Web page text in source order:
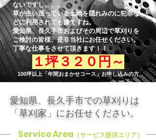
Service Area （サービス提供エリア）
ないですし。。。
草が生い茂っている土地を隠れみのに犯罪な
どに利用されても嫌ですね。
愛知県、長久手市およびその周辺で草刈りを
ご検討の皆様、是非当社にお任せください。
​丁寧な仕事をさせて頂きます！！
１坪３２０円～
100坪以上「年間おまかせコース」お申し込みの方
愛知県、長久手市での草刈りは
「草刈家」にお任せください。